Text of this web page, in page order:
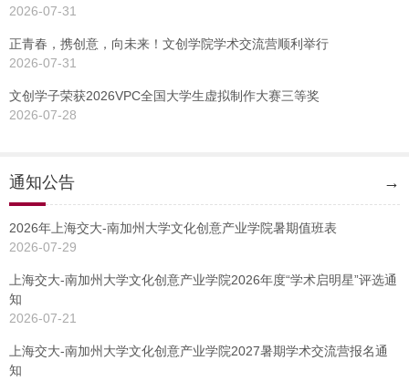
2026-07-31
正青春，携创意，向未来！文创学院学术交流营顺利举行
2026-07-31
文创学子荣获2026VPC全国大学生虚拟制作大赛三等奖
2026-07-28
通知公告 →
2026年上海交大-南加州大学文化创意产业学院暑期值班表
2026-07-29
上海交大-南加州大学文化创意产业学院2026年度“学术启明星”评选通
知
2026-07-21
上海交大-南加州大学文化创意产业学院2027暑期学术交流营报名通
知